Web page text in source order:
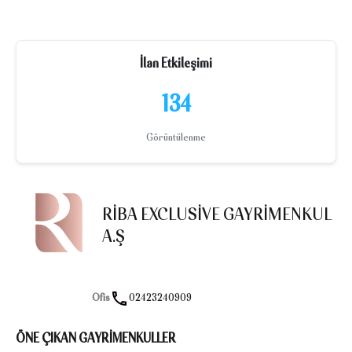
İlan Etkileşimi
134
Görüntülenme
RIBA EXCLUSIVE GAYRIMENKUL
A.Ş
Ofis 02423240909
ÖNE ÇIKAN GAYRİMENKULLER